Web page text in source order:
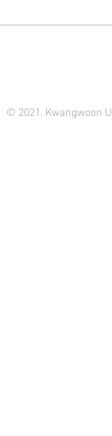
© 2021. Kwangwoon